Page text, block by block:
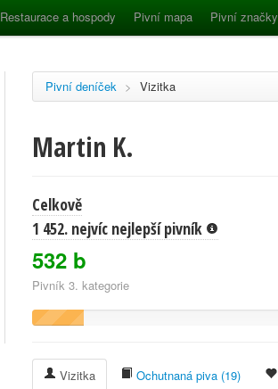
Restaurace a hospody Pivní mapa Pivní značky
Pivní deníček > Vizitka
Martin K.
Celkově
1 452. nejvíc nejlepší pivník
532 b
Pivník 3. kategorie
Vizitka Ochutnaná piva (19)